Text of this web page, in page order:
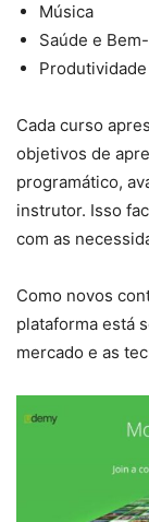
Música
Saúde e
Cada curso
objetivos de
programático,
instrutor. Isso
com as
Como novos
plataforma está
mercado e as